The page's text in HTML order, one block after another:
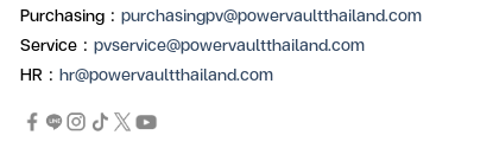
Purchasing : purchasingpv@powervaultthailand.com
Service : pvservice@powervaultthailand.com
HR : hr@powervaultthailand.com